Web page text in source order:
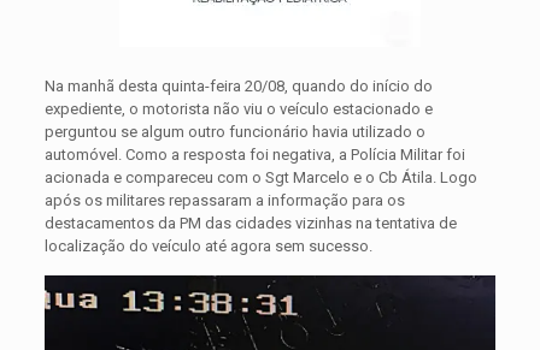
Na manhã desta quinta-feira 20/08, quando do início do
expediente, o motorista não viu o veículo estacionado e
perguntou se algum outro funcionário havia utilizado o
automóvel. Como a resposta foi negativa, a Polícia Militar foi
acionada e compareceu com o Sgt Marcelo e o Cb Átila. Logo
após os militares repassaram a informação para os
destacamentos da PM das cidades vizinhas na tentativa de
localização do veículo até agora sem sucesso.